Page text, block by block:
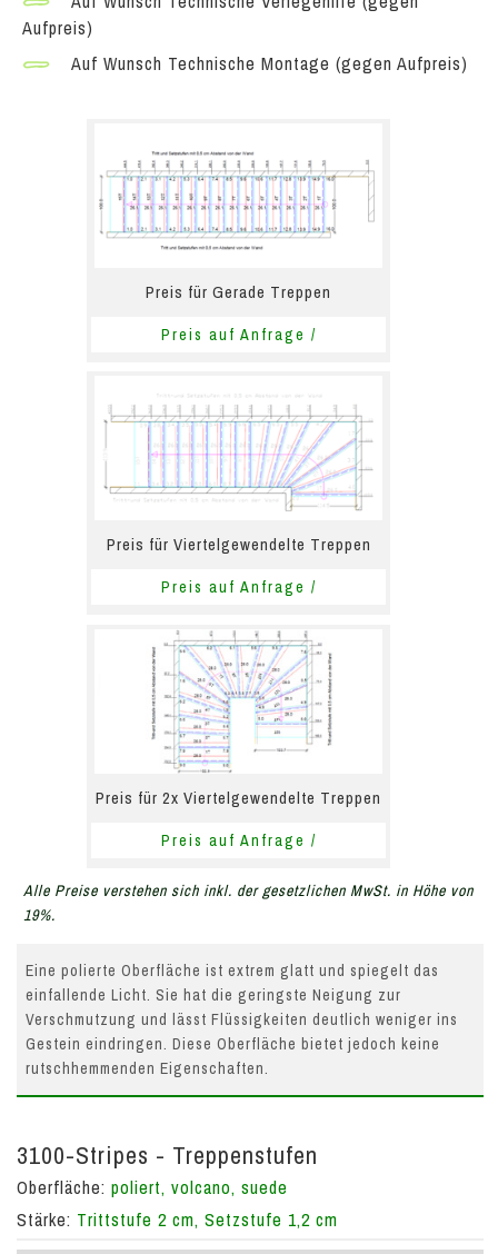
Aufpreis)
Auf Wunsch Technische Montage (gegen Aufpreis)
Preis für Gerade Treppen
Preis auf Anfrage /
Preis für Viertelgewendelte Treppen
Preis auf Anfrage /
Preis für 2x Viertelgewendelte Treppen
Preis auf Anfrage /
Alle Preise verstehen sich inkl. der gesetzlichen MwSt. in Höhe von
19%.
Eine polierte Oberfläche ist extrem glatt und spiegelt das
einfallende Licht. Sie hat die geringste Neigung zur
Verschmutzung und lässt Flüssigkeiten deutlich weniger ins
Gestein eindringen. Diese Oberfläche bietet jedoch keine
rutschhemmenden Eigenschaften.
3100-Stripes - Treppenstufen
Oberfläche: poliert, volcano, suede
Stärke: Trittstufe 2 cm, Setzstufe 1,2 cm